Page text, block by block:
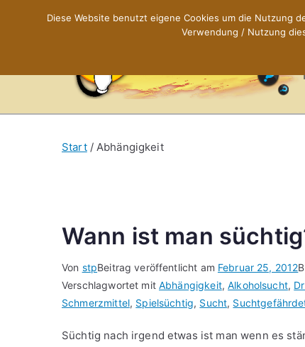
Start Abhängigkeit
Wann ist man
Von stpBeitrag veröffentlicht am Februar 25, 2012
Verschlagwortet mitAbhängigkeit,Alkoholsucht,
Schmerzmittel, Spielsüchtig, Sucht,
Süchtig nach irgend etwas ist man wenn es
Diese Website benutzt eigene Cookies um die Nutzung
Verwendung / Nutzung